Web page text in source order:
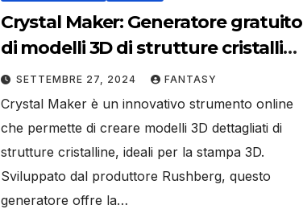
Crystal Maker: Generatore gratuito
di modelli 3D di strutture cristalline
per la stampa 3D
SETTEMBRE 27, 2024 FANTASY
Crystal Maker è un innovativo strumento online
che permette di creare modelli 3D dettagliati di
strutture cristalline, ideali per la stampa 3D.
Sviluppato dal produttore Rushberg, questo
generatore offre la…